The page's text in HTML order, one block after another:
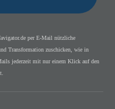
per E-Mail nützliche
Transformation zuschicken, wie in
jederzeit mit nur einem Klick auf den